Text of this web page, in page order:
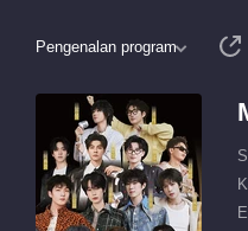
Pengenalan program